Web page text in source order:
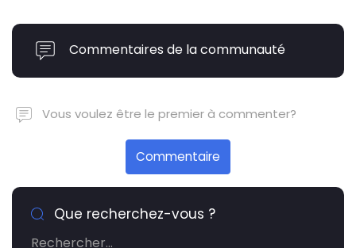
Commentaires de la communauté
Vous voulez être le premier à commenter?
Commentaire
Que recherchez-vous ?